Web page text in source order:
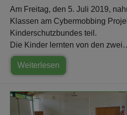
Am Freitag, den 5. Juli 2019,
Klassen am Cybermobbing
Kinderschutzbundes teil.
Die Kinder lernten von den
Weiterlesen